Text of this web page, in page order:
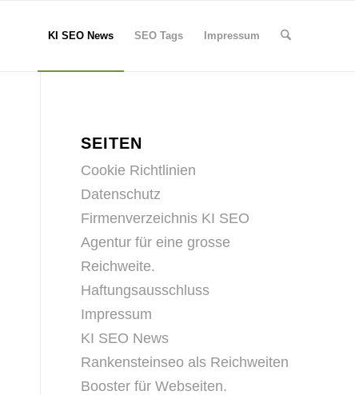
KI SEO News SEO Tags Impressum
SEITEN
Cookie Richtlinien
Datenschutz
Firmenverzeichnis KI SEO
Agentur für eine grosse
Reichweite.
Haftungsausschluss
Impressum
KI SEO News
Rankensteinseo als Reichweiten
Booster für Webseiten.